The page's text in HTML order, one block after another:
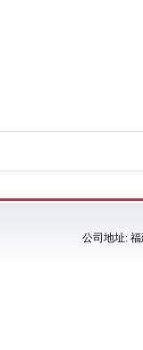
公司地址: